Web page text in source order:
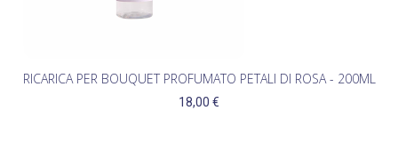
RICARICA PER BOUQUET PROFUMATO PETALI DI ROSA - 200ML
18,00 €